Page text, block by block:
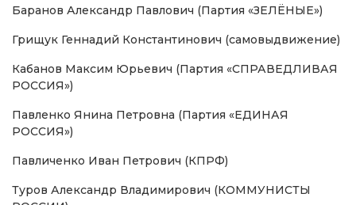
Баранов Александр Павлович (Партия «ЗЕЛЁНЫЕ»)
Грищук Геннадий Константинович (самовыдвижение)
Кабанов Максим Юрьевич (Партия «СПРАВЕДЛИВАЯ
РОССИЯ»)
Павленко Янина Петровна (Партия «ЕДИНАЯ
РОССИЯ»)
Павличенко Иван Петрович (КПРФ)
Туров Александр Владимирович (КОММУНИСТЫ